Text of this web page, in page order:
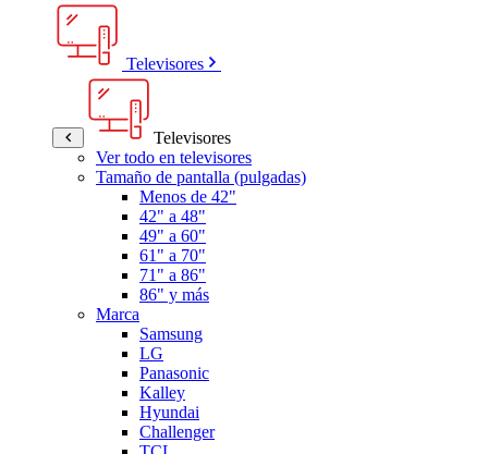
Televisores
Televisores
Ver todo en televisores
Tamaño de pantalla (pulgadas)
Menos de 42"
42" a 48"
49" a 60"
61" a 70"
71" a 86"
86" y más
Marca
Samsung
LG
Panasonic
Kalley
Hyundai
Challenger